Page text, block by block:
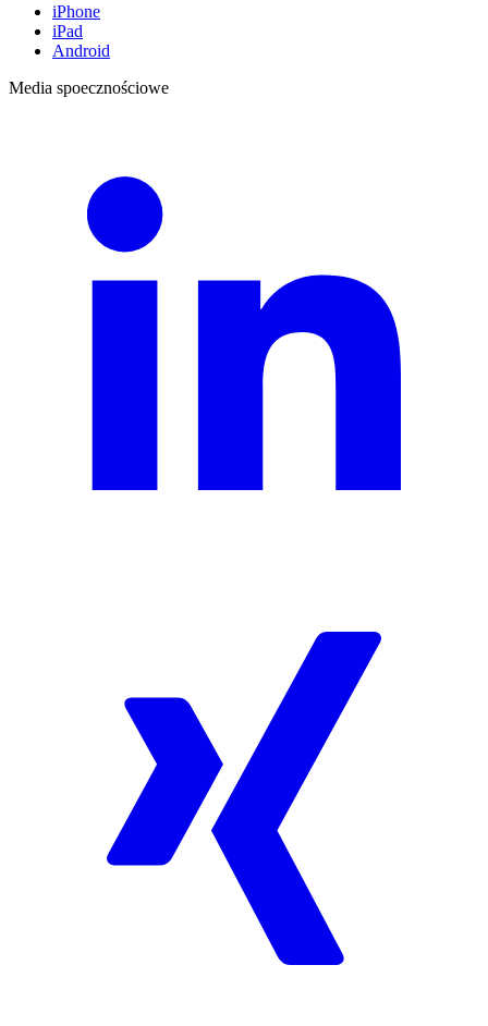
iPhone
iPad
Android
Media spoecznościowe